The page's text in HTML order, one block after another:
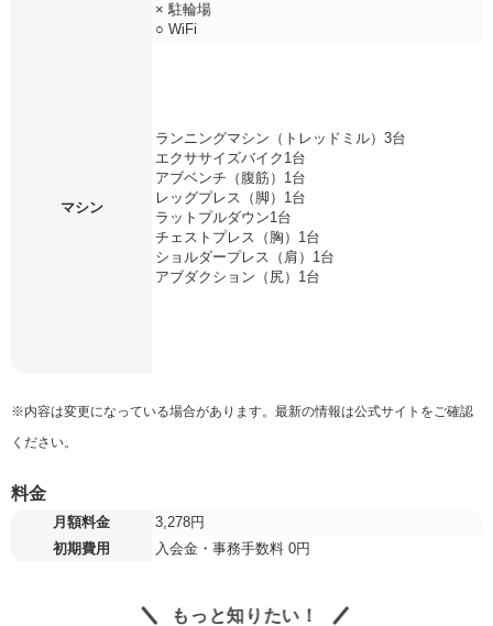
× 駐輪場
○ WiFi
マシン
ランニングマシン（トレッドミル）3台
エクササイズバイク1台
アブベンチ（腹筋）1台
レッグプレス（脚）1台
ラットプルダウン1台
チェストプレス（胸）1台
ショルダープレス（肩）1台
アブダクション（尻）1台
※内容は変更になっている場合があります。最新の情報は公式サイトをご確認
ください。
料金
月額料金
3,278円
初期費用
入会金・事務手数料 0円
もっと知りたい！